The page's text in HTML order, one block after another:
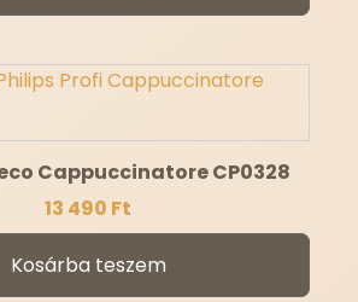
Cappuccinatore CP0328
13 490 Ft
Kosárba teszem